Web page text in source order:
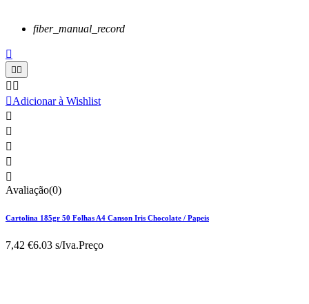
fiber_manual_record


 
Adicionar à Wishlist





Avaliação(0)
Cartolina 185gr 50 Folhas A4 Canson Iris Chocolate / Papeis
7,42 €6.03 s/Iva.Preço